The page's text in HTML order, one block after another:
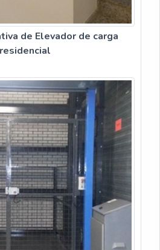
de Elevador de carga
residencial